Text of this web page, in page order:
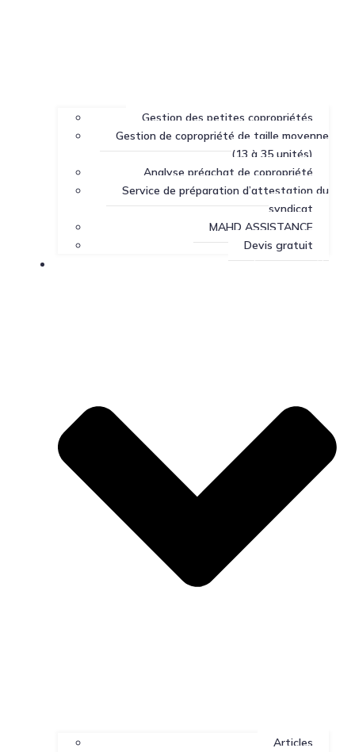
Gestion des petites copropriétés
Gestion de copropriété de taille moyenne
(13 à 35 unités)
Analyse préachat de copropriété
Service de préparation d’attestation du
syndicat
MAHD ASSISTANCE
Devis gratuit
Centre de ressources sur la copropriété
Articles